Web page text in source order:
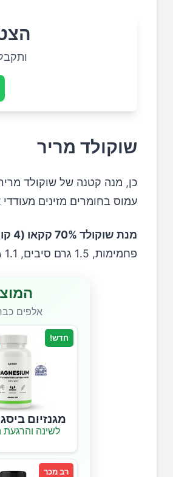
שוקולד מריר
כן, מנה קטנה של שוקולד
עמוס בחומרים מזינים מעודדי
מנת שוקולד 70% קקאו (4 קוביות/שורה):
פחמימות, 1.5 גרם סיבים, 1.1 גרם חלבון.
אלפים
חדש!
מגנזיום
לשינה והרגעת
רב מכר